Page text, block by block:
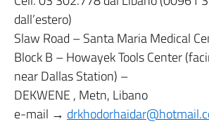
dall’estero)
Slaw Road – Santa Maria Medical
Block B – Howayek Tools Center
near Dallas Station) –
DEKWENE , Metn, Libano
e-mail →